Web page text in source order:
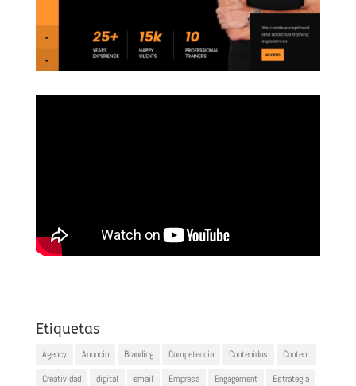
Etiquetas
Agency Anuncio Branding Competencia Contenidos
Content
Creatividad
digital email Empresa Engagement
Estrategia